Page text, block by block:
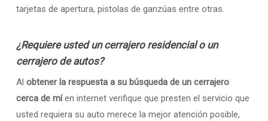
tarjetas de apertura, pistolas de ganzúas entre otras.
¿Requiere usted un cerrajero residencial o un
cerrajero de autos?
Al obtener la respuesta a su búsqueda de un cerrajero
cerca de míen internet verifique que presten el servicio que
usted requiera su auto merece la mejor atención posible,